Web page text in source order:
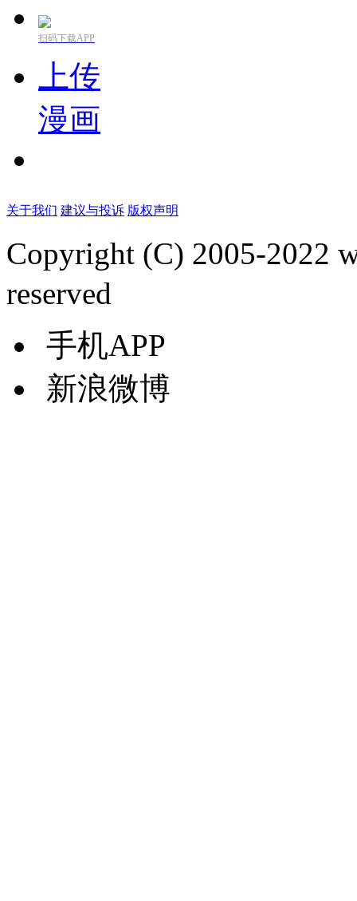
扫码下载APP
上传
漫画
关于我们 建议与投诉 版权声明
Copyright (C) 2005-2022
reserved
手机APP
新浪微博